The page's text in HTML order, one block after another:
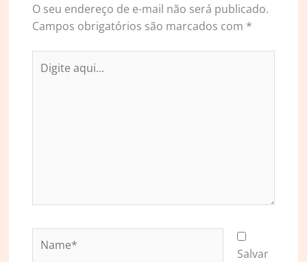
O seu endereço de e-mail não será publicado.
Campos obrigatórios são marcados com *
aqui...
Salvar